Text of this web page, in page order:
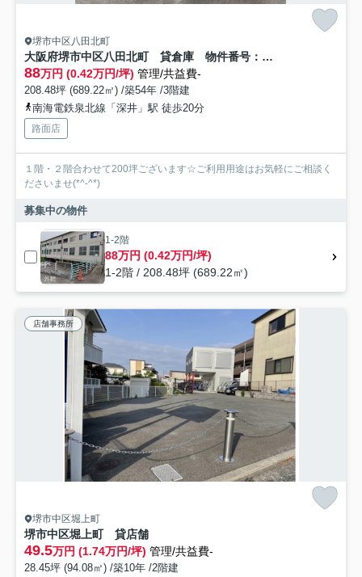
堺市中区八田北町
大阪府堺市中区八田北町 貸倉庫 物件番号：224593
88万円 (0.42万円/坪) 管理/共益費-
208.48坪 (689.22㎡) /築54年 /3階建
南海電鉄泉北線「深井」駅 徒歩20分
路面店
１階・２階合わせて200坪ございます☆ご利用用途はお気軽にご相談く
ださいませ(*^-^*)
募集中の物件
1-2階
88万円 (0.42万円/坪)
1-2階 / 208.48坪 (689.22㎡)
店舗事務所
堺市中区堀上町
堺市中区堀上町 貸店舗
49.5万円 (1.74万円/坪) 管理/共益費-
28.45坪 (94.08㎡) /築10年 /2階建